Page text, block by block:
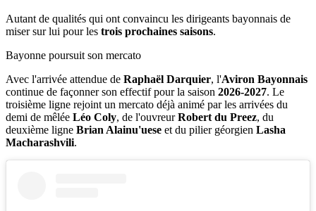
Autant de qualités qui ont convaincu les dirigeants bayonnais de
miser sur lui pour les trois prochaines saisons.
Bayonne poursuit son mercato
Avec l'arrivée attendue de Raphaël Darquier, l'Aviron Bayonnais
continue de façonner son effectif pour la saison 2026-2027. Le
troisième ligne rejoint un mercato déjà animé par les arrivées du
demi de mêlée Léo Coly, de l'ouvreurRobert du Preez, du
deuxième ligne Brian Alainu'uese et du pilier géorgien Lasha
Macharashvili.